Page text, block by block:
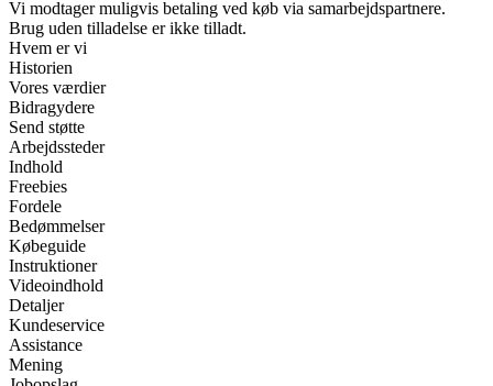
Vi modtager muligvis betaling ved køb via samarbejdspartnere.
Brug uden tilladelse er ikke tilladt.
Hvem er vi
Historien
Vores værdier
Bidragydere
Send støtte
Arbejdssteder
Indhold
Freebies
Fordele
Bedømmelser
Købeguide
Instruktioner
Videoindhold
Detaljer
Kundeservice
Assistance
Mening